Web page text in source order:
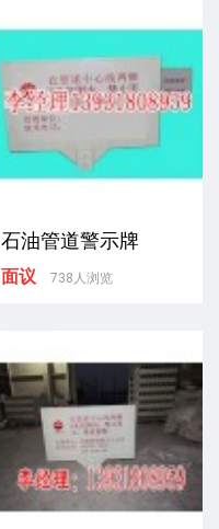
石油管道警示牌
面议 738人浏览